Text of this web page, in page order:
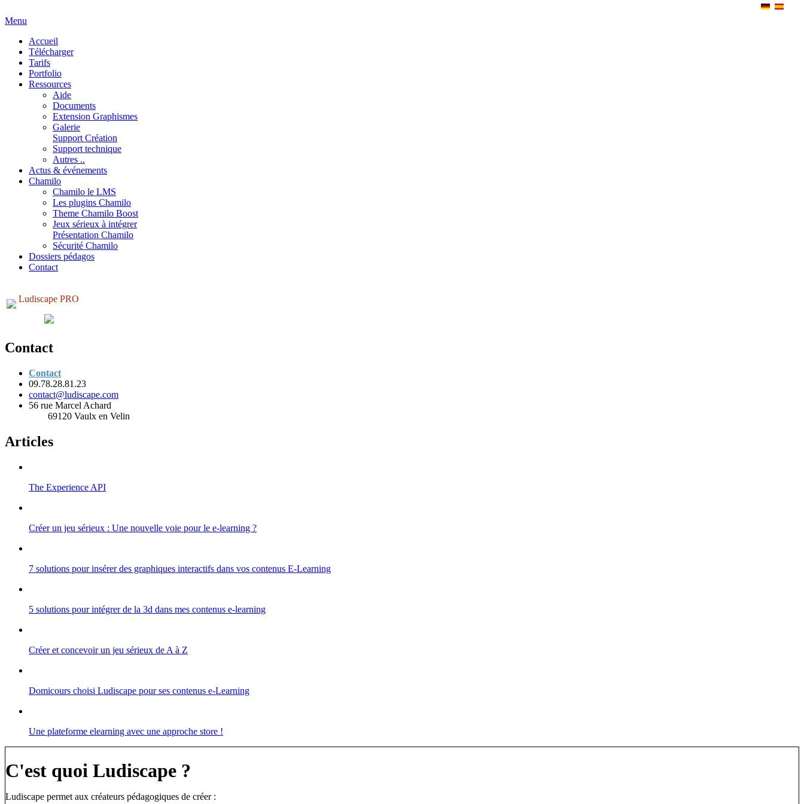
Menu
Accueil
Télécharger
Tarifs
Portfolio
Ressources
Aide
Documents
Extension Graphismes
Galerie
Support Création
Support technique
Autres ..
Actus & événements
Chamilo
Chamilo le LMS
Les plugins Chamilo
Theme Chamilo Boost
Jeux sérieux à intégrer
Présentation Chamilo
Sécurité Chamilo
Dossiers pédagos
Contact
Ludiscape PRO
Contact
Contact
09.78.28.81.23
contact@ludiscape.com
56 rue Marcel Achard
69120 Vaulx en Velin
Articles
The Experience API
Créer un jeu sérieux : Une nouvelle voie pour le e-learning ?
7 solutions pour insérer des graphiques interactifs dans vos contenus E-Learning
5 solutions pour intégrer de la 3d dans mes contenus e-learning
Créer et concevoir un jeu sérieux de A à Z
Domicours choisi Ludiscape pour ses contenus e-Learning
Une plateforme elearning avec une approche store !
C'est quoi Ludiscape ?
Ludiscape permet aux créateurs pédagogiques de créer :